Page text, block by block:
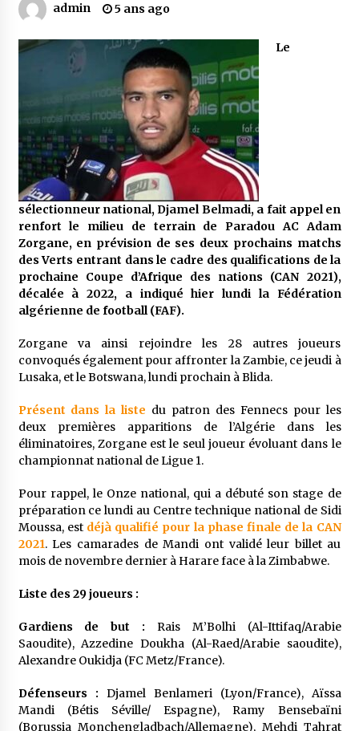
4 ans ago
Quand on va vite
5 ans ago
« Père, tiens-moi, je vais tomber ! »
5 ans ago
Le bouc de l’Au-delà
5 ans ago
Le monstrueux vieillard (Un récit du Sud
algérien)
5 ans ago
Rencontre nocturne dans le désert (Un conte
touareg)
5 ans ago
Un conte targui/ Quand la tête est vide
5 ans ago
Tradition orale/ D’où viennent les contes et à
5 ans ago
admin 5 ans ago
Le
sélectionneur national, Djamel Belmadi, a fait appel en
renfort le milieu de terrain de Paradou AC Adam
Zorgane, en prévision de ses deux prochains matchs
des Verts entrant dans le cadre des qualifications de la
prochaine Coupe d’Afrique des nations (CAN 2021),
décalée à 2022, a indiqué hier lundi la Fédération
algérienne de football (FAF).
Zorgane va ainsi rejoindre les 28 autres joueurs
convoqués également pour affronter la Zambie, ce jeudi à
Lusaka, et le Botswana, lundi prochain à Blida.
Présent dans la liste du patron des Fennecs pour les
deux premières apparitions de l’Algérie dans les
éliminatoires, Zorgane est le seul joueur évoluant dans le
championnat national de Ligue 1.
Pour rappel, le Onze national, qui a débuté son stage de
préparation ce lundi au Centre technique national de Sidi
Moussa, est déjà qualifié pour la phase finale de la CAN
2021. Les camarades de Mandi ont validé leur billet au
mois de novembre dernier à Harare face à la Zimbabwe.
Liste des 29 joueurs :
Gardiens de but : Rais M’Bolhi (Al-Ittifaq/Arabie
Saoudite), Azzedine Doukha (Al-Raed/Arabie saoudite),
Alexandre Oukidja (FC Metz/France).
Défenseurs : Djamel Benlameri (Lyon/France), Aïssa
Mandi (Bétis Séville/ Espagne), Ramy Bensebaïni
(Borussia Monchengladbach/Allemagne), Mehdi Tahrat